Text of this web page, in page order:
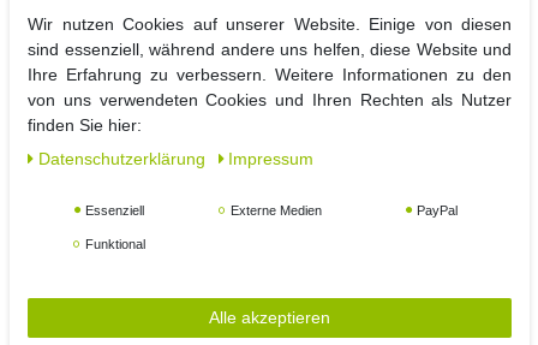
für denInnen- und Außenbereich
Besonders praktisch ist dieintegrierte Timer-Funktion. Nach
dem Einschalten leuchtet die Lichterkette automatisch 6 Stunden
und schaltet sich anschließend für
stimmungsvolle Beleuchtung ohne zusätzlichen Aufwand.
Vorteile auf einen Blick:
Flexibler Draht für kreative Dekorationen
Timer-Funktion mit 6 Stunden Leuchtzeit und 18 Stunden
Wir nutzen Cookies auf unserer Website. Einige von diesen
sind essenziell, während andere uns helfen, diese Website und
Ihre Erfahrung zu verbessern. Weitere Informationen zu den
von uns verwendeten Cookies und Ihren Rechten als Nutzer
finden Sie hier:
Daten­schutz­erklärung
Impressum
Essenziell Externe Medien PayPal
Funktional
Alle akzeptieren